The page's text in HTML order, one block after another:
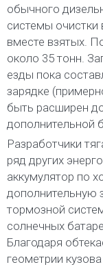
обычного
системы очистки
вместе взятых.
около 35 тонн.
езды пока
зарядке
быть расширен
дополнительной
Разработчики
ряд других
аккумулятор по
дополнительную
тормозной
солнечных
Благодаря
геометрии